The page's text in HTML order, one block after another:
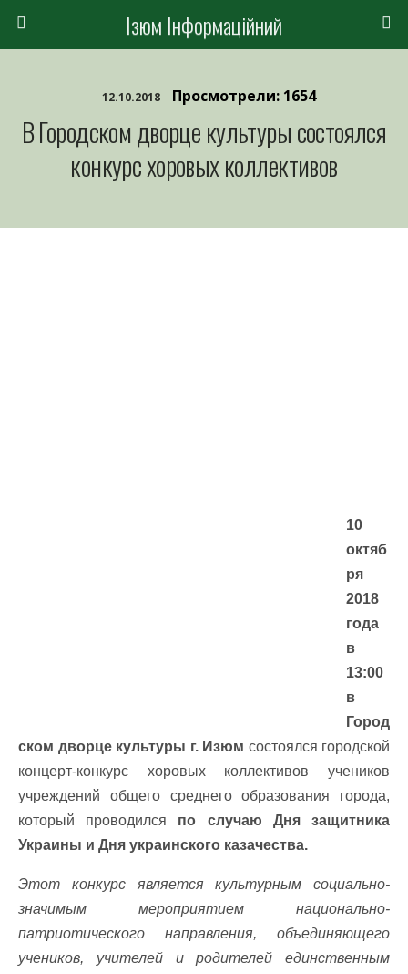
Ізюм Інформаційний
12.10.2018 Просмотрели: 1654
В Городском дворце культуры состоялся
конкурс хоровых коллективов
10
октяб
ря
2018
года
в
13:00
в
Город
ском дворце культуры г. Изюм состоялся городской
концерт-конкурс хоровых коллективов учеников
учреждений общего среднего образования города,
который проводился по случаю Дня защитника
Украины и Дня украинского казачества.
Этот конкурс является культурным социально-
значимым мероприятием национально-
патриотического направления, объединяющего
учеников, учителей и родителей единственным